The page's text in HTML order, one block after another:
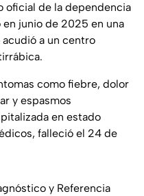
oficial de la dependencia
junio de 2025 en una
a un centro
como fiebre, dolor
y espasmos
en estado
falleció el 24 de
y Referencia